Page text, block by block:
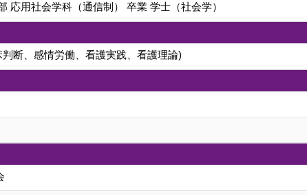
応用社会学科（通信制） 卒業 学士（社会学）
断、感情労働、看護実践、看護理論)